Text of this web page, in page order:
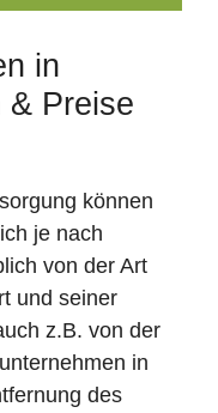
in
& Preise
können
je nach
von der Art
und seiner
z.B. von der
in
des